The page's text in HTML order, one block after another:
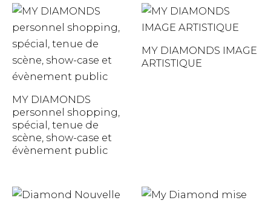
MY DIAMONDS
personnel shopping,
spécial, tenue de
scène, show-case et
évènement public
MY DIAMONDS IMAGE
ARTISTIQUE